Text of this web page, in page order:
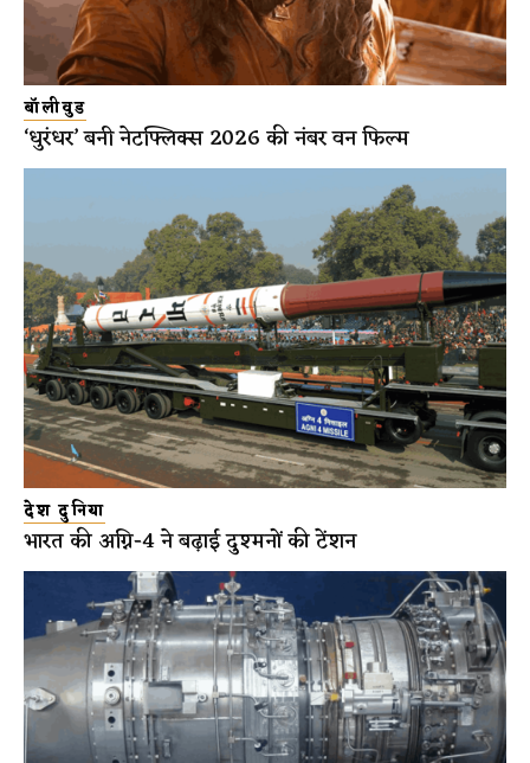
बॉलीवुड
‘धुरंधर’ बनी नेटफ्लिक्स 2026 की नंबर वन फिल्म
देश दुनिया
भारत की अग्नि-4 ने बढ़ाई दुश्मनों की टेंशन